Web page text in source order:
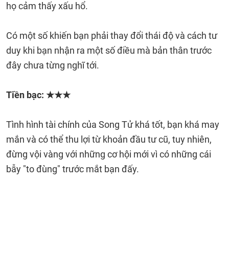
họ cảm thấy xấu hổ.
Có một số khiến bạn phải thay đổi thái độ và cách tư
duy khi bạn nhận ra một số điều mà bản thân trước
đây chưa từng nghĩ tới.
Tiền bạc: ★★★
Tình hình tài chính của Song Tử khá tốt, bạn khá may
mắn và có thể thu lợi từ khoản đầu tư cũ, tuy nhiên,
đừng vội vàng với những cơ hội mới vì có những cái
bẫy "to đùng" trước mắt bạn đấy.